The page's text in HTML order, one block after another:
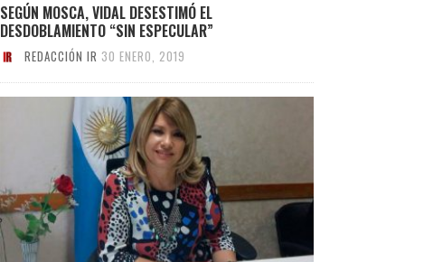
SEGÚN MOSCA, VIDAL DESESTIMÓ EL
DESDOBLAMIENTO “SIN ESPECULAR”
REDACCIÓN IR 30 ENERO, 2019